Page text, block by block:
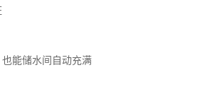
能储水间自动充满